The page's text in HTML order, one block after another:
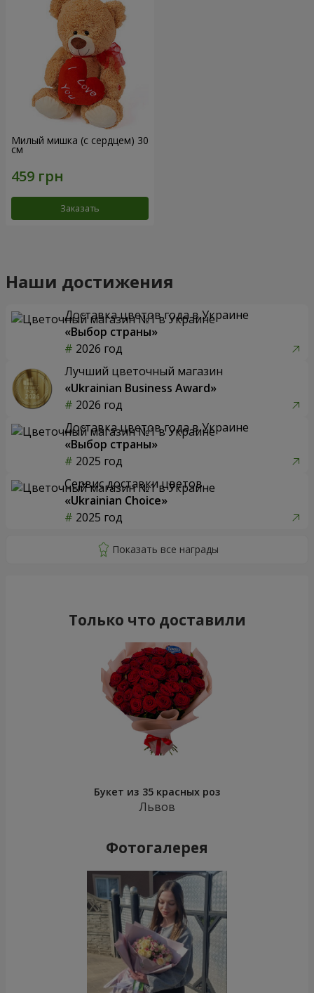
Милый мишка (с сердцем) 30
см
Заказать
Наши достижения
Доставка цветов года в Украине
«Выбор страны»
2026 год
Лучший цветочный магазин
«Ukrainian Business Award»
2026 год
Доставка цветов года в Украине
«Выбор страны»
2025 год
Сервис доставки цветов
«Ukrainian Choice»
2025 год
Только что доставили
Букет из 35 красных роз
Львов
Фотогалерея